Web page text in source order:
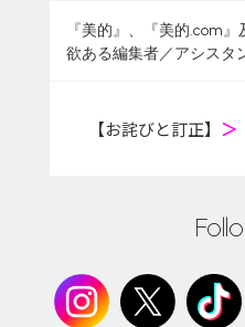
『美的』、『美的.com
欲ある編集者／アシスタ
【お詫びと訂正】 ＞